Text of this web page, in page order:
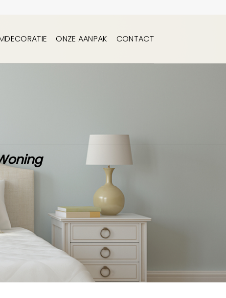
ONZE AANPAK CONTACT